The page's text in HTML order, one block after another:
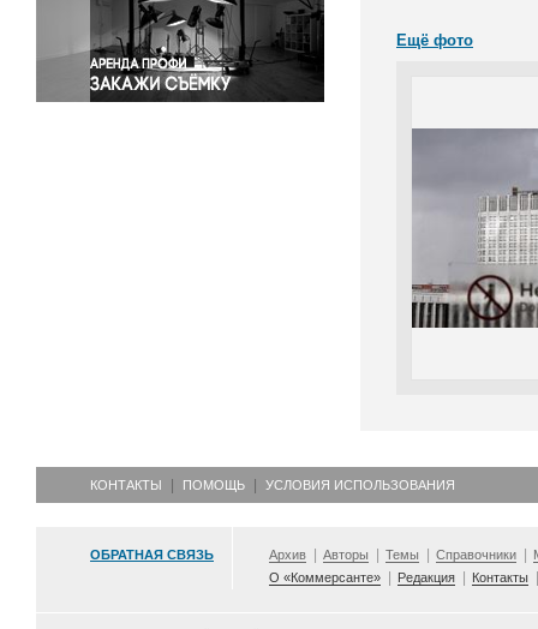
Экология
Экономика и бизнес
Ещё фото
КОНТАКТЫ ПОМОЩЬ УСЛОВИЯ ИСПОЛЬЗОВАНИЯ
ОБРАТНАЯ СВЯЗЬ Архив Авторы Темы Справочники
О «Коммерсанте»
Редакция Контакты